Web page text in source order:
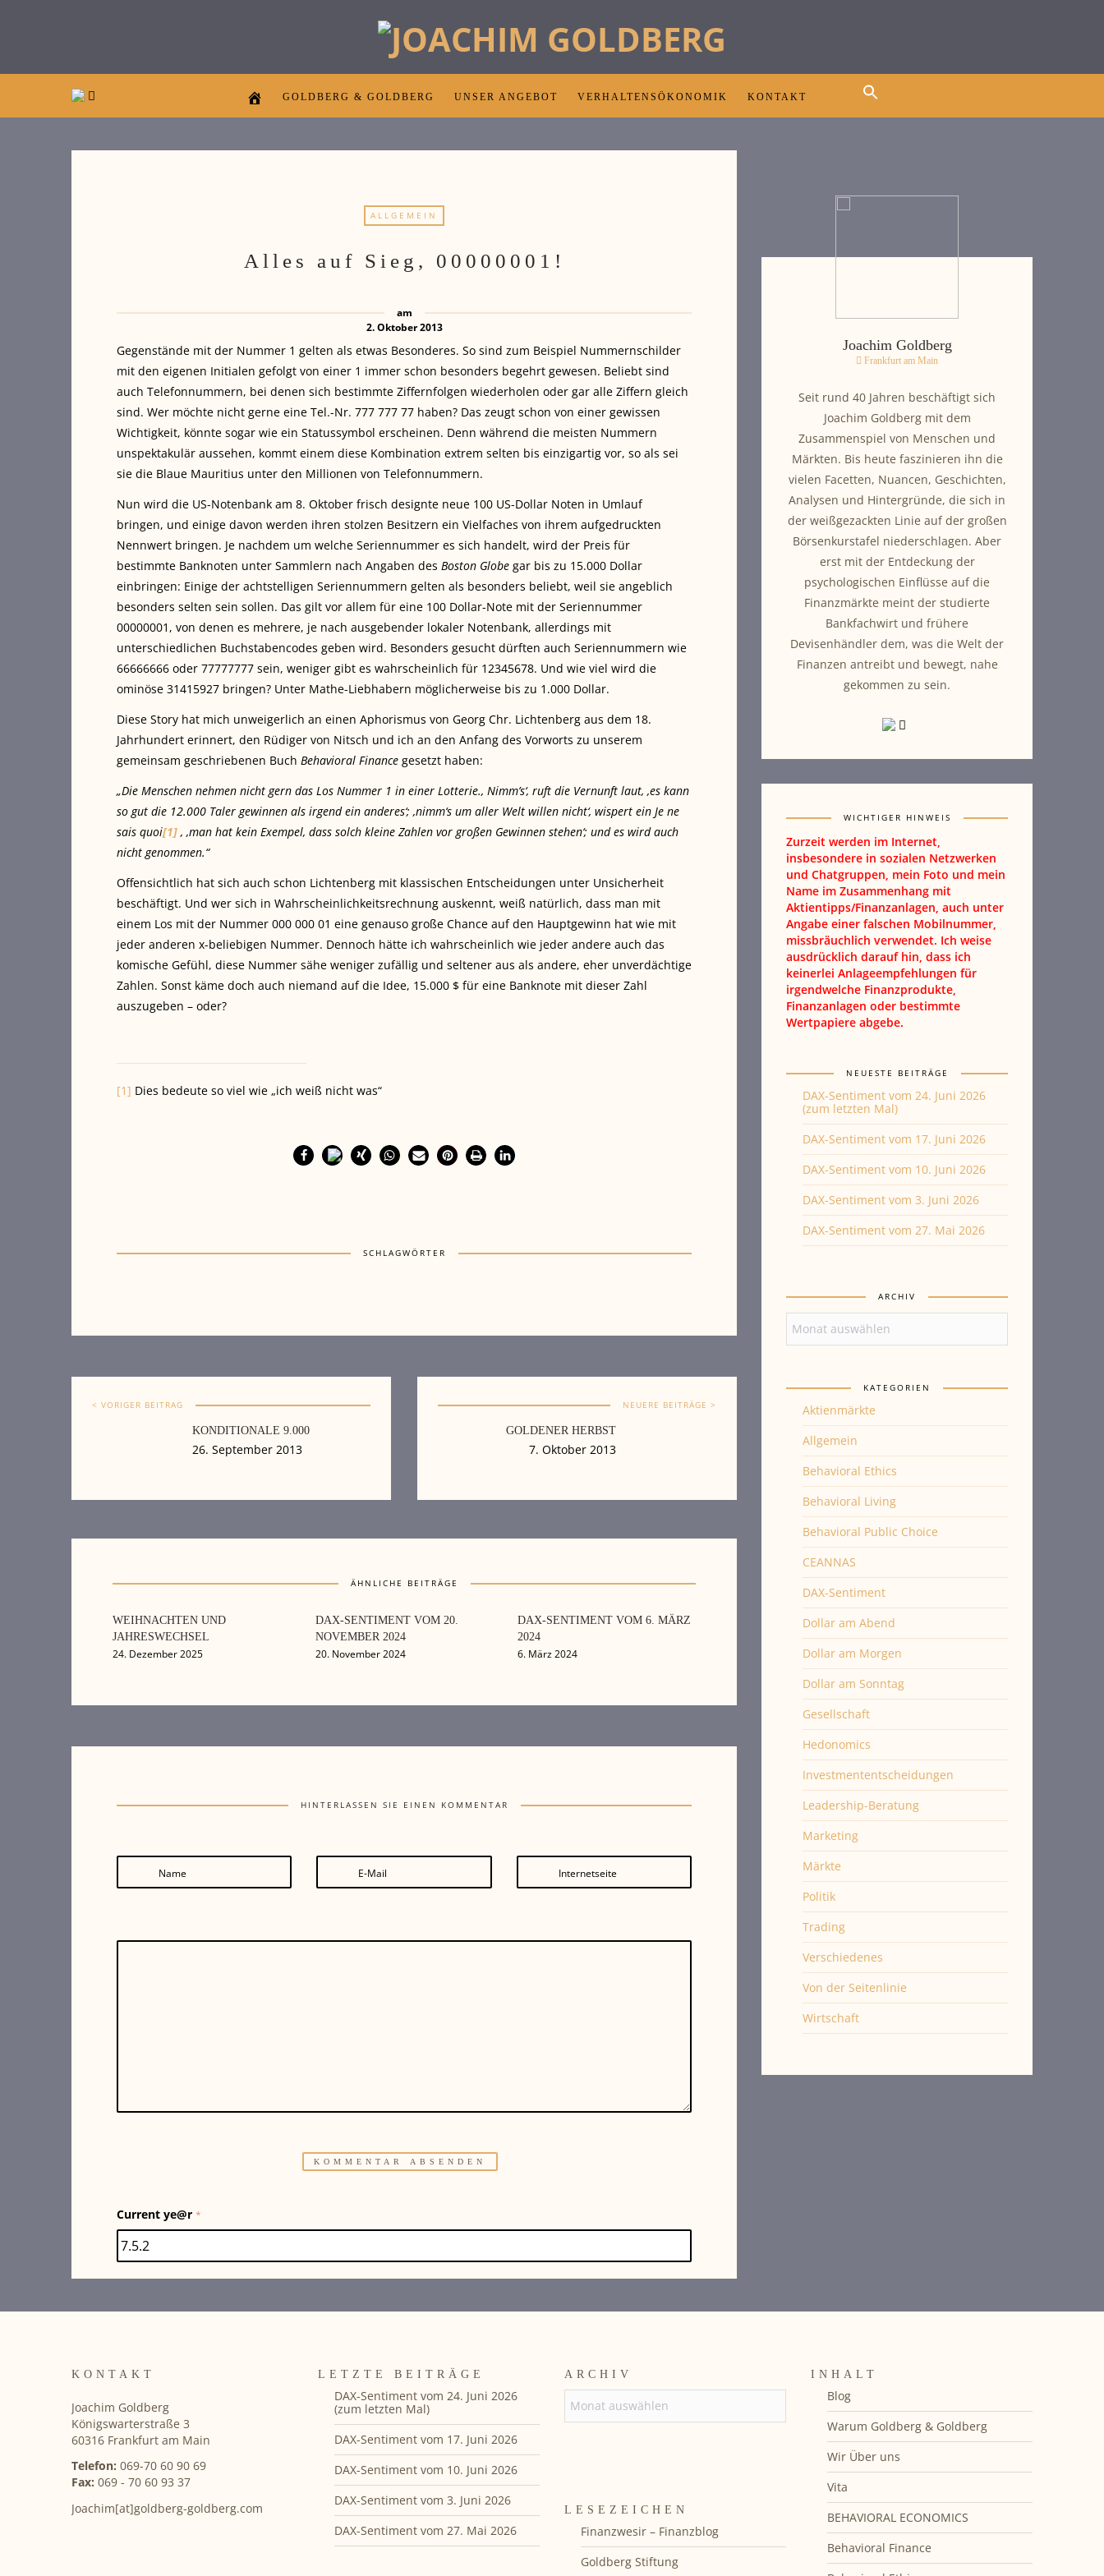
GOLDBERG & GOLDBERG UNSER ANGEBOT VERHALTENSÖKONOMIK KONTAKT
ALLGEMEIN
Alles auf Sieg, 00000001!
am
2. Oktober 2013
Gegenstände mit der Nummer 1 gelten als etwas Besonderes. So sind zum Beispiel Nummernschilder
mit den eigenen Initialen gefolgt von einer 1 immer schon besonders begehrt gewesen. Beliebt sind
auch Telefonnummern, bei denen sich bestimmte Ziffernfolgen wiederholen oder gar alle Ziffern gleich
sind. Wer möchte nicht gerne eine Tel.-Nr. 777 777 77 haben? Das zeugt schon von einer gewissen
Wichtigkeit, könnte sogar wie ein Statussymbol erscheinen. Denn während die meisten Nummern
unspektakulär aussehen, kommt einem diese Kombination extrem selten bis einzigartig vor, so als sei
sie die Blaue Mauritius unter den Millionen von Telefonnummern.
Nun wird die US-Notenbank am 8. Oktober frisch designte neue 100 US-Dollar Noten in Umlauf
bringen, und einige davon werden ihren stolzen Besitzern ein Vielfaches von ihrem aufgedruckten
Nennwert bringen. Je nachdem um welche Seriennummer es sich handelt, wird der Preis für
bestimmte Banknoten unter Sammlern nach Angaben des Boston Globe gar bis zu 15.000 Dollar
einbringen: Einige der achtstelligen Seriennummern gelten als besonders beliebt, weil sie angeblich
besonders selten sein sollen. Das gilt vor allem für eine 100 Dollar-Note mit der Seriennummer
00000001, von denen es mehrere, je nach ausgebender lokaler Notenbank, allerdings mit
unterschiedlichen Buchstabencodes geben wird. Besonders gesucht dürften auch Seriennummern wie
66666666 oder 77777777 sein, weniger gibt es wahrscheinlich für 12345678. Und wie viel wird die
ominöse 31415927 bringen? Unter Mathe-Liebhabern möglicherweise bis zu 1.000 Dollar.
Diese Story hat mich unweigerlich an einen Aphorismus von Georg Chr. Lichtenberg aus dem 18.
Jahrhundert erinnert, den Rüdiger von Nitsch und ich an den Anfang des Vorworts zu unserem
gemeinsam geschriebenen Buch Behavioral Finance gesetzt haben:
„Die Menschen nehmen nicht gern das Los Nummer 1 in einer Lotterie., Nimm’s‘, ruft die Vernunft laut, ,es kann
so gut die 12.000 Taler gewinnen als irgend ein anderes‘; ,nimm‘s um aller Welt willen nicht‘, wispert ein Je ne
sais quoi[1] , ,man hat kein Exempel, dass solch kleine Zahlen vor großen Gewinnen stehen‘; und es wird auch
nicht genommen.“
Offensichtlich hat sich auch schon Lichtenberg mit klassischen Entscheidungen unter Unsicherheit
beschäftigt. Und wer sich in Wahrscheinlichkeitsrechnung auskennt, weiß natürlich, dass man mit
einem Los mit der Nummer 000 000 01 eine genauso große Chance auf den Hauptgewinn hat wie mit
jeder anderen x-beliebigen Nummer. Dennoch hätte ich wahrscheinlich wie jeder andere auch das
komische Gefühl, diese Nummer sähe weniger zufällig und seltener aus als andere, eher unverdächtige
Zahlen. Sonst käme doch auch niemand auf die Idee, 15.000 $ für eine Banknote mit dieser Zahl
auszugeben – oder?
[1] Dies bedeute so viel wie „ich weiß nicht was“
SCHLAGWÖRTER
< VORIGER BEITRAG
KONDITIONALE 9.000
26. September 2013
NEUERE BEITRÄGE >
GOLDENER HERBST
7. Oktober 2013
ÄHNLICHE BEITRÄGE
WEIHNACHTEN UND
JAHRESWECHSEL
24. Dezember 2025
DAX-SENTIMENT VOM 20.
NOVEMBER 2024
20. November 2024
DAX-SENTIMENT VOM 6. MÄRZ
2024
6. März 2024
HINTERLASSEN SIE EINEN KOMMENTAR
Name E-Mail Internetseite
Current ye@r *
Joachim Goldberg
Frankfurt am Main
Seit rund 40 Jahren beschäftigt sich
Joachim Goldberg mit dem
Zusammenspiel von Menschen und
Märkten. Bis heute faszinieren ihn die
vielen Facetten, Nuancen, Geschichten,
Analysen und Hintergründe, die sich in
der weißgezackten Linie auf der großen
Börsenkurstafel niederschlagen. Aber
erst mit der Entdeckung der
psychologischen Einflüsse auf die
Finanzmärkte meint der studierte
Bankfachwirt und frühere
Devisenhändler dem, was die Welt der
Finanzen antreibt und bewegt, nahe
gekommen zu sein.
WICHTIGER HINWEIS
Zurzeit werden im Internet,
insbesondere in sozialen Netzwerken
und Chatgruppen, mein Foto und mein
Name im Zusammenhang mit
Aktientipps/Finanzanlagen, auch unter
Angabe einer falschen Mobilnummer,
missbräuchlich verwendet. Ich weise
ausdrücklich darauf hin, dass ich
keinerlei Anlageempfehlungen für
irgendwelche Finanzprodukte,
Finanzanlagen oder bestimmte
Wertpapiere abgebe.
NEUESTE BEITRÄGE
DAX-Sentiment vom 24. Juni 2026
(zum letzten Mal)
DAX-Sentiment vom 17. Juni 2026
DAX-Sentiment vom 10. Juni 2026
DAX-Sentiment vom 3. Juni 2026
DAX-Sentiment vom 27. Mai 2026
ARCHIV
KATEGORIEN
Aktienmärkte
Allgemein
Behavioral Ethics
Behavioral Living
Behavioral Public Choice
CEANNAS
DAX-Sentiment
Dollar am Abend
Dollar am Morgen
Dollar am Sonntag
Gesellschaft
Hedonomics
Investmententscheidungen
Leadership-Beratung
Marketing
Märkte
Politik
Trading
Verschiedenes
Von der Seitenlinie
Wirtschaft
KONTAKT
Joachim Goldberg
Königswarterstraße 3
60316 Frankfurt am Main
Telefon: 069-70 60 90 69
Fax: 069 - 70 60 93 37
Joachim[at]goldberg-goldberg.com
LETZTE BEITRÄGE
DAX-Sentiment vom 24. Juni 2026
(zum letzten Mal)
DAX-Sentiment vom 17. Juni 2026
DAX-Sentiment vom 10. Juni 2026
DAX-Sentiment vom 3. Juni 2026
DAX-Sentiment vom 27. Mai 2026
ARCHIV
LESEZEICHEN
Finanzwesir – Finanzblog
Goldberg Stiftung
INHALT
Blog
Warum Goldberg & Goldberg
Wir Über uns
Vita
BEHAVIORAL ECONOMICS
Behavioral Finance